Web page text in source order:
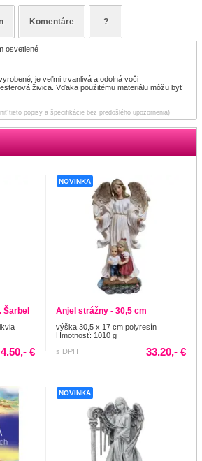
Komentáre ?
osvetlené
je veľmi trvanlivá a odolná voči
živica. Vďaka použitému materiálu môžu byť
tieto popisy a špecifikácie bez predošlého upozornenia)
Šarbel
4.50,- €
NOVINKA
Anjel strážny - 30,5 cm
výška 30,5 x 17 cm polyresín
Hmotnosť: 1010 g
s DPH
33.20,- €
NOVINKA